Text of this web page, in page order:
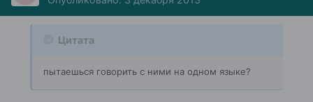
Цитата
пытаешься говорить с ними на одном языке?